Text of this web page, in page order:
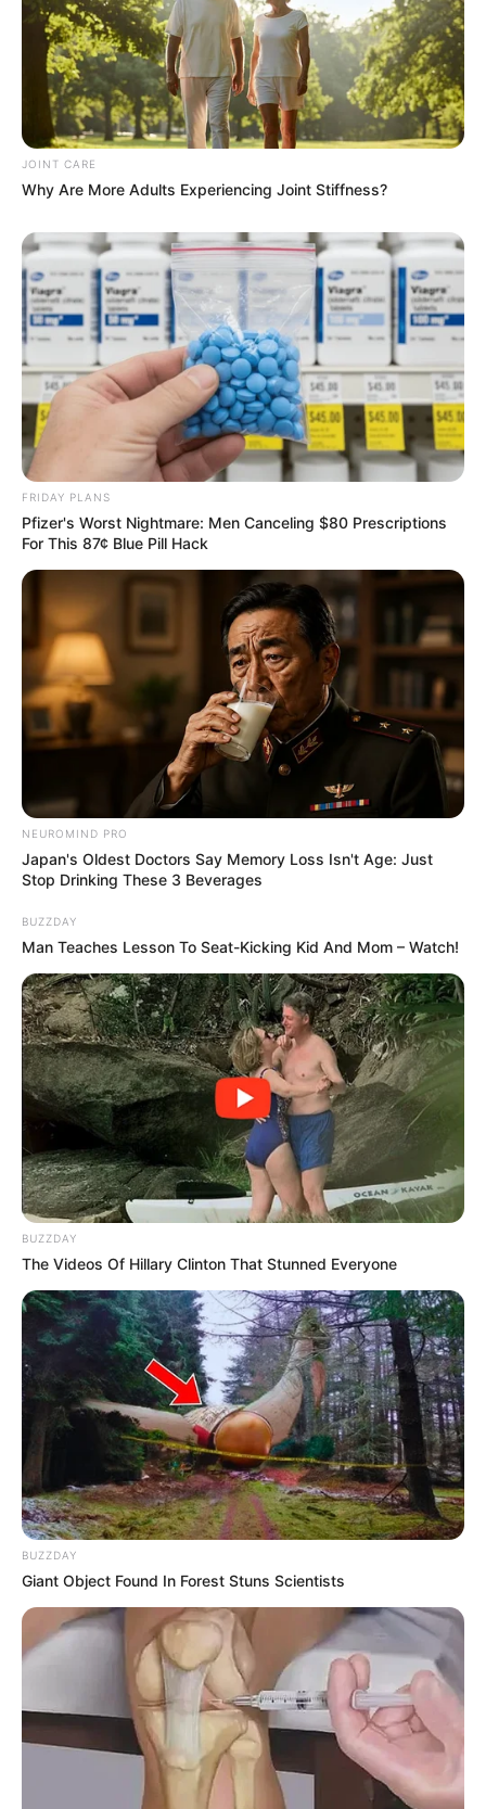
สีมงคล ดูเพิ่มเติม
สีมงคล
แจกตาราง สีมงคลตามราศี 2569 ประจำ
เดือนกรกฎาคม โดย อ.รักษ์ เลขเด็ด
สีมงคล
แจกตาราง สีมงคลตามราศี 2569 ประจำ
เดือนมิถุนายน โดย อ.รักษ์ เลขเด็ด
สีมงคล
แจกตาราง สีมงคลตามราศี 2569 ประจำ
เดือนพฤษภาคม โดย อ.รักษ์ เลขเด็ด
MThai เชื่อในสิ่งที่ทำ ทำในสิ่งที่เชื่อ
รับข่าวสารเลขมงคล สถิติเลขดัง ดวงรายวัน รายเดือน รายปี
พร้อมแนะนำวิธีเสริมดวง
ลุ้นรับรางวัลจากกิจกรรมเสริมความเป็นมงคลให้กับตัวท่านเอง
เปิดสมัครสมาชิก (ฟรี) เร็วๆนี้
LEGAL
นโยบายคุกกี้
นโยบายการคุ้มครองข้อมูลส่วนบุคคล
ติดต่อเรา
เกี่ยวกับเอ็มไทย
TOP CONTENT
วัดสวย
วัดสวยเชียงใหม่
ทำนายฝัน
สถิติหวยรายเดือน
วิธีบนไอ้ไข่
ไหว้ท้าวเวสสุวรรณ
วอลเปเปอร์พระแม่ลักษมี
เว็บไซต์นี้ใช้คุกกี้
เพื่อการนำเสนอเนื้อหาที่ดี รวมถึงการจัดการข้อมูลส่วนบุคคล เพื่อให้คุณได้รับ
ประสบการณ์ที่ดีบนบริการของเว็บไซต์เรา หากคุณใช้บริการเว็บไซต์นี้ต่อไปโดย
ไม่มีการปรับตั้งค่าใดๆนั้น แสดงว่าคุณยอมรับนโยบายคุกกี้และนโยบายส่วน
เรียนรู้เพิ่มเติม
JOINT CARE
Why Are More Adults Experiencing Joint Stiffness?
FRIDAY PLANS
Pfizer's Worst Nightmare: Men Canceling $80 Prescriptions
For This 87¢ Blue Pill Hack
NEUROMIND PRO
Japan's Oldest Doctors Say Memory Loss Isn't Age: Just
Stop Drinking These 3 Beverages
BUZZDAY
Man Teaches Lesson To Seat-Kicking Kid And Mom – Watch!
BUZZDAY
The Videos Of Hillary Clinton That Stunned Everyone
BUZZDAY
Giant Object Found In Forest Stuns Scientists